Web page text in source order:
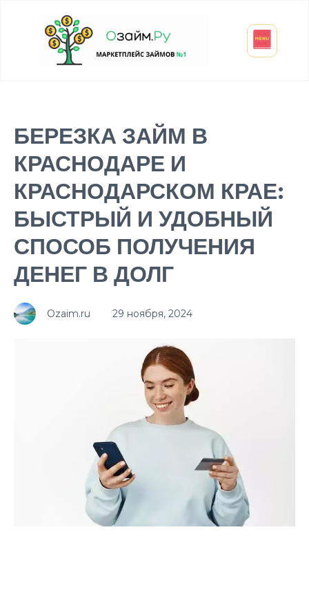
БЕРЕЗКА ЗАЙМ В
КРАСНОДАРЕ И
КРАСНОДАРСКОМ КРАЕ:
БЫСТРЫЙ И УДОБНЫЙ
СПОСОБ ПОЛУЧЕНИЯ
ДЕНЕГ В ДОЛГ
Ozaim.ru 29 ноября, 2024